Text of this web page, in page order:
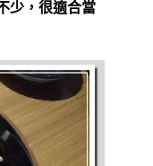
少，很適合當